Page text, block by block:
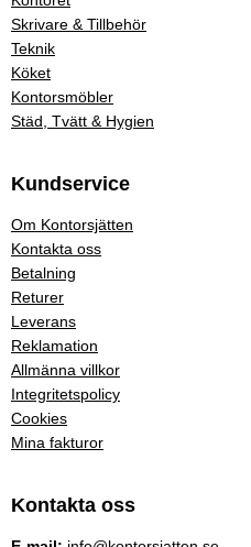
Skrivare & Tillbehör
Teknik
Köket
Kontorsmöbler
Städ, Tvätt & Hygien
Kundservice
Om Kontorsjätten
Kontakta oss
Betalning
Returer
Leverans
Reklamation
Allmänna villkor
Integritetspolicy
Cookies
Mina fakturor
Kontakta oss